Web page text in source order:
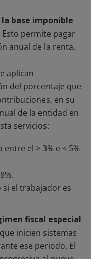
base imponible
permite pagar
anual de la renta.
aplican
del porcentaje que
en su
de la entidad en
servicios:
entre el ≥ 3% e < 5%
si el trabajador es
fiscal especial
inicien sistemas
ese periodo. El